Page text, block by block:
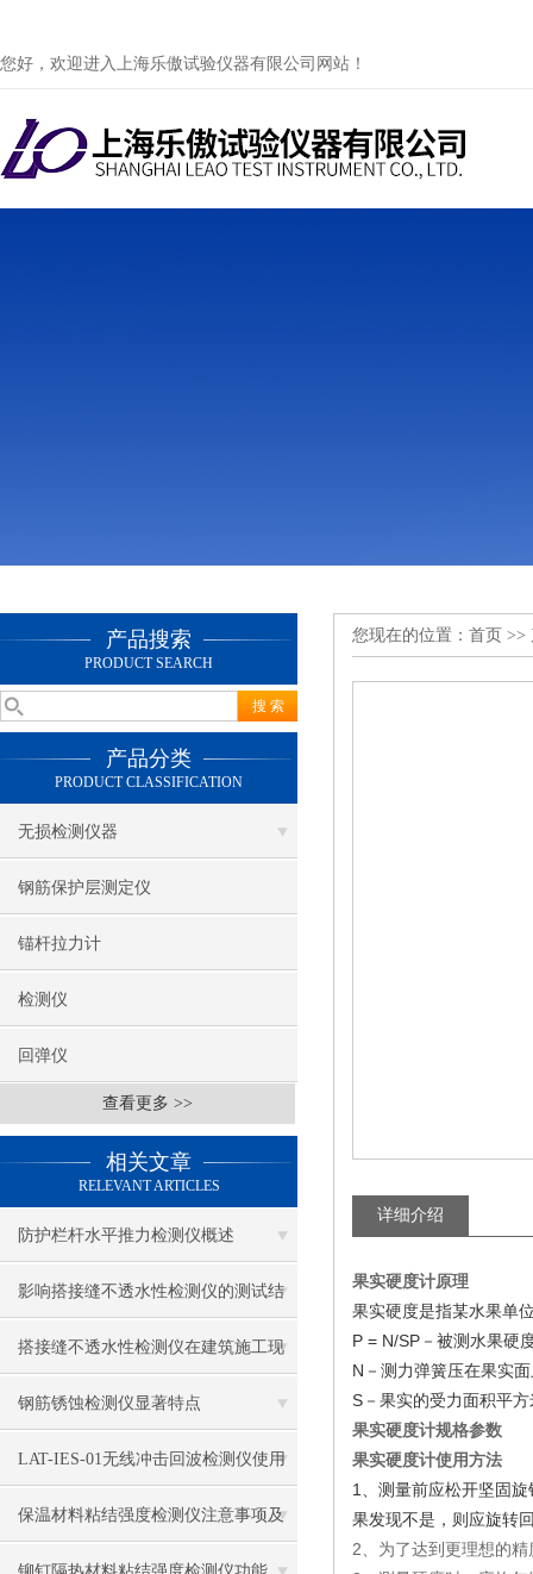
您好，欢迎进入上海乐傲试验仪器有限公司网站！
产品搜索
PRODUCT SEARCH
产品分类
PRODUCT CLASSIFICATION
无损检测仪器
钢筋保护层测定仪
锚杆拉力计
检测仪
回弹仪
查看更多 >>
相关文章
RELEVANT ARTICLES
防护栏杆水平推力检测仪概述
影响搭接缝不透水性检测仪的测试结
果的因素有哪些？
搭接缝不透水性检测仪在建筑施工现
场中的应用
钢筋锈蚀检测仪显著特点
LAT-IES-01无线冲击回波检测仪使用
操作方法
保温材料粘结强度检测仪注意事项及
保养
您现在的位置： 首页 >>
详细介绍
果实硬度计原理
果实硬度是指某水果单
P = N/SP －被测水果硬
N －测力弹簧压在果实
S －果实的受力面积平
果实硬度计规格参数
果实硬度计使用方法
1 、测量前应松开坚固
果发现不是，则应旋转
2、为了达到更理想的